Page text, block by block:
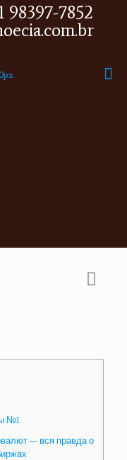
98397-7852
№1
— вся правда о